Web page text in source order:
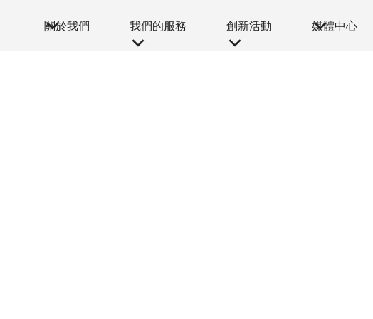
關於我們 我們的服務 創新活動 媒體中心